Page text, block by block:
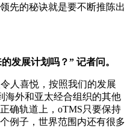
先的秘诀就是要不断推陈出
发展计划吗？” 记者问。
人喜悦，按照我们的发展
海外和亚太经合组织的其他
确轨道上，oTMS只要保持
例子，世界范围内还有很多